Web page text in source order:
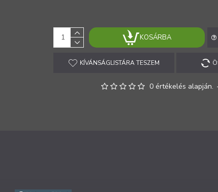
0 értékelés alapján.
KOSÁRBA
KÍVÁNSÁGLISTÁRA TESZEM